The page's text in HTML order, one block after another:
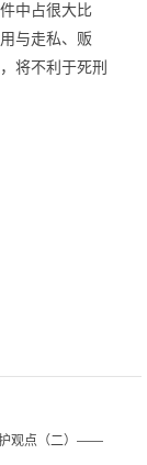
中占很大比
与走私、贩
将不利于死刑
观点（二）——